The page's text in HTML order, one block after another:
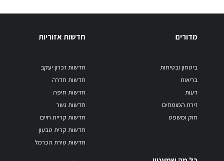
מדורים
ביטחון ובטיחות
בריאות
דעות
זירת המומחים
חוק ומשפט
חדשות אזוריות
חדשות זכרון יעקב
חדשות חדרה
חדשות חיפה
חדשות נשר
חדשות קריית חיים
חדשות קרית טבעון
חדשות טירת הכרמל